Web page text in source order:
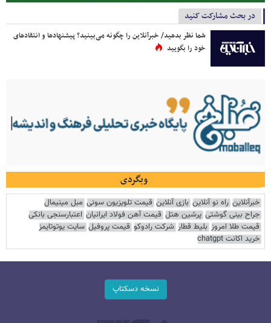
در بحث مشارکت کنید
شما نظر بدهید/ خبرآنلاین را چگونه می‌بینید؟ پیشنهادها و انتقادهای
خود را بگویید
وبگردی
خبرآنلاین راه نو آنلاین بازی آنلاین قیمت تلویزیون سونی مبل مینیمال
جراح بینی گوشتی پرشین هتل قیمت آهن فولاد ایرانیان اعتبارسنجی بانکی
قیمت طلا امروز بلیط قطار شرکت رادوکو قیمت پروفیل سایت یوتوتایمز
خرید اکانت chatgpt
نسخه دسکتاپ